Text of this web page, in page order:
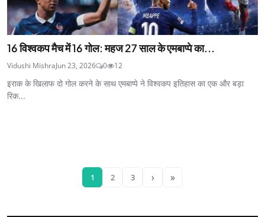
16 विश्वकप मैच में 16 गोल: महज 27 साल के एमबाप्पे का...
Vidushi MishraJun 23, 2026 0 12
इराक के खिलाफ दो गोल करने के साथ एमबाप्पे ने विश्वकप इतिहास का एक और बड़ा
रिक...
1 2 3 › »